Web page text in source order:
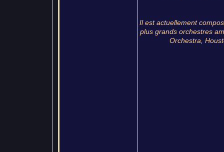
Il est actuellement
plus grands orchestres
Orchestra,